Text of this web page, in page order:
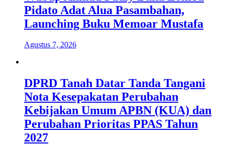
Pidato Adat Alua Pasambahan,
Launching Buku Memoar Mustafa
Agustus 7, 2026
DPRD Tanah Datar Tanda Tangani
Nota Kesepakatan Perubahan
Kebijakan Umum APBN (KUA) dan
Perubahan Prioritas PPAS Tahun
2027